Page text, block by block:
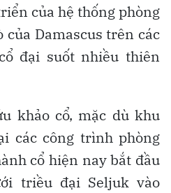
của hệ thống phòng
Damascus trên các
đại suốt nhiều thiên
khảo cổ, mặc dù khu
các công trình phòng
cổ hiện nay bắt đầu
triều đại Seljuk vào